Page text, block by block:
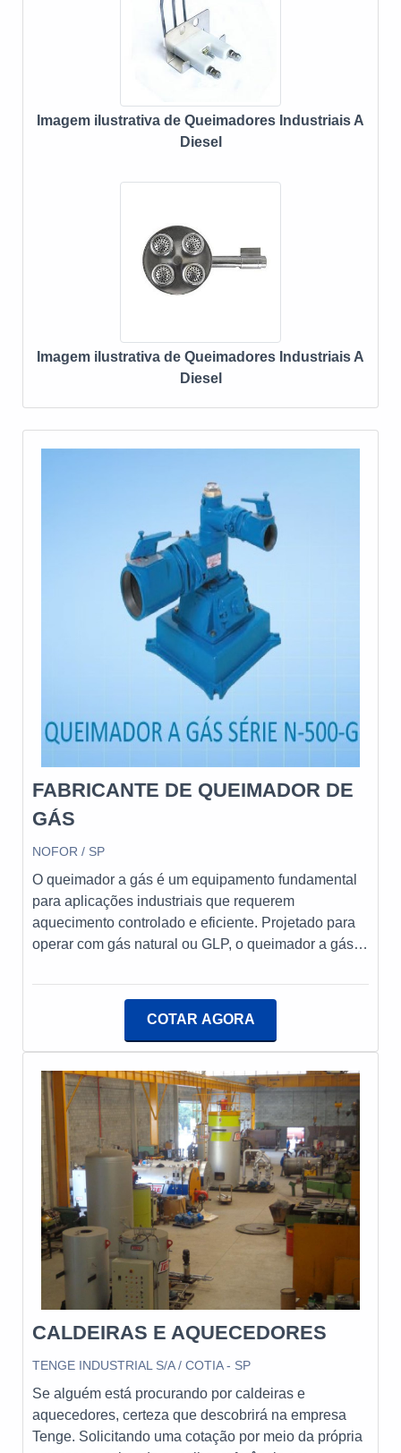
Imagem ilustrativa de Queimadores Industriais A
Diesel
Imagem ilustrativa de Queimadores Industriais A
Diesel
FABRICANTE DE QUEIMADOR DE
GÁS
NOFOR / SP
O queimador a gás é um equipamento fundamental
para aplicações industriais que requerem
aquecimento controlado e eficiente. Projetado para
operar com gás natural ou GLP, o queimador a gás
combustão, proporcionando uma chama estável e
óleo, gás e dual, além de uma ampla gama de
equipamentos e acessórios para combustão
industrial. Com atuação em todo o Brasil e
exportação para diversos países, a Nofor se destaca
pelo compromisso com a qualidade e o excelente
atendimento, estando sempre à disposição para
atender todas as solicitações de seus clientes.
COTAR AGORA
CALDEIRAS E AQUECEDORES
TENGE INDUSTRIAL S/A / COTIA - SP
Se alguém está procurando por caldeiras e
aquecedores, certeza que descobrirá na empresa
Tenge. Solicitando uma cotação por meio da própria